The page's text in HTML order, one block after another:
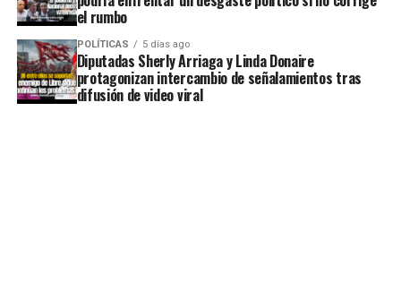
el rumbo
POLÍTICAS 5 días ago
Diputadas Sherly Arriaga y Linda Donaire
protagonizan intercambio de señalamientos tras
difusión de video viral